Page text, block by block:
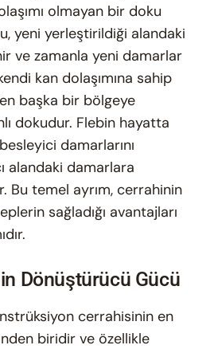
olmayan bir doku
yeni yerleştirildiği alandaki
ve zamanla yeni damarlar
kan dolaşımına sahip
başka bir bölgeye
dokudur. Flebin hayatta
damarlarını
alandaki damarlara
Bu temel ayrım, cerrahinin
sağladığı avantajları
Dönüştürücü Gücü
cerrahisinin en
biridir ve özellikle